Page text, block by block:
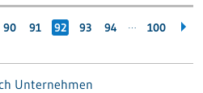
90 91 92 93 94 … 100
Unternehmen